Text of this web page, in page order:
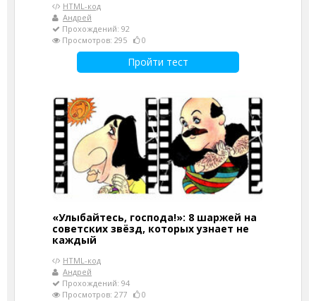
HTML-код
Андрей
Прохождений: 92
Просмотров: 295
0
Пройти тест
«Улыбайтесь, господа!»: 8 шаржей на
советских звёзд, которых узнает не
каждый
HTML-код
Андрей
Прохождений: 94
Просмотров: 277
0